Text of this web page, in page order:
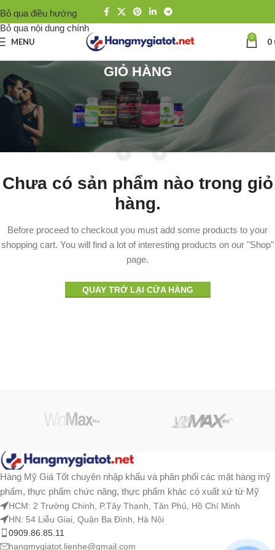
Bỏ qua điều hướng
Bỏ qua nội dung chính
MENU 0 0
GIỎ HÀNG
Chưa có sản phẩm nào trong giỏ
hàng.
Before proceed to checkout you must add some products to your
shopping cart. You will find a lot of interesting products on our "Shop"
page.
QUAY TRỞ LẠI CỬA HÀNG
Hàng Mỹ Giá Tốt chuyên nhập khẩu và phân phối các mặt hàng mỹ
phẩm, thực phẩm chức năng, thực phẩm khác có xuất xứ từ Mỹ
HCM: 2 Trường Chinh, P.Tây Thạnh, Tân Phú, Hồ Chí Minh
HN: 54 Liễu Giai, Quận Ba Đình, Hà Nội
0909.86.85.11
hangmygiatot.lienhe@gmail.com